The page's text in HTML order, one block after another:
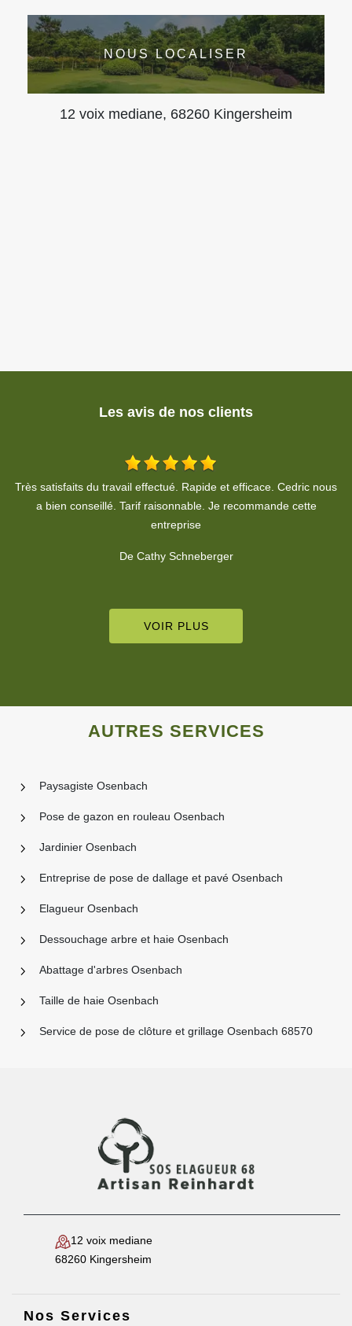
NOUS LOCALISER
12 voix mediane, 68260 Kingersheim
Les avis de nos clients
Travail soigné, propre. A respecter le devis, je recommande
fortement.
VOIR PLUS
AUTRES SERVICES
Paysagiste Osenbach
Pose de gazon en rouleau Osenbach
Jardinier Osenbach
Entreprise de pose de dallage et pavé Osenbach
Elagueur Osenbach
Dessouchage arbre et haie Osenbach
Abattage d'arbres Osenbach
Taille de haie Osenbach
Service de pose de clôture et grillage Osenbach 68570
12 voix mediane
68260 Kingersheim
Nos Services